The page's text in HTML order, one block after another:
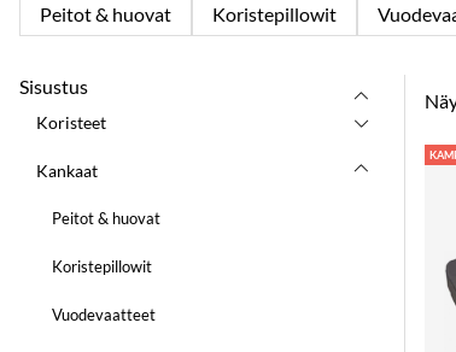
Peitot & huovat Koristepillowit
Sisustus
Koristeet
Kankaat
Peitot & huovat
Koristepillowit
Vuodevaatteet